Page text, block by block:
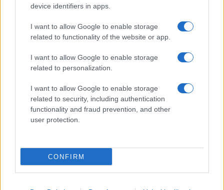
device identifiers in apps.
I want to allow Google to enable storage
related to functionality of the website or app.
I want to allow Google to enable storage
related to personalization.
I want to allow Google to enable storage
related to security, including authentication
functionality and fraud prevention, and other
user protection.
CONFIRM